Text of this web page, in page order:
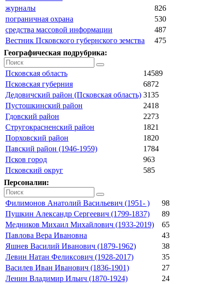
журналы
826
пограничная охрана
530
средства массовой информации
487
Вестник Псковского губернского земства
475
Географическая подрубрика:
Псковская область
14589
Псковская губерния
6872
Дедовичский район (Псковская область) 3135
Пустошкинский район
2418
Гдовский район
2273
Стругокрасненский район
1821
Порховский район
1820
Павский район (1946-1959)
1784
Псков город
963
Псковский округ
585
Персоналии:
Филимонов Анатолий Васильевич (1951- )
98
Пушкин Александр Сергеевич (1799-1837)
89
Медников Михаил Михайлович (1933-2019)
65
Павлова Вера Ивановна
43
Яшнев Василий Иванович (1879-1962)
38
Левин Натан Феликсович (1928-2017)
35
Василев Иван Иванович (1836-1901)
27
Ленин Владимир Ильич (1870-1924)
24